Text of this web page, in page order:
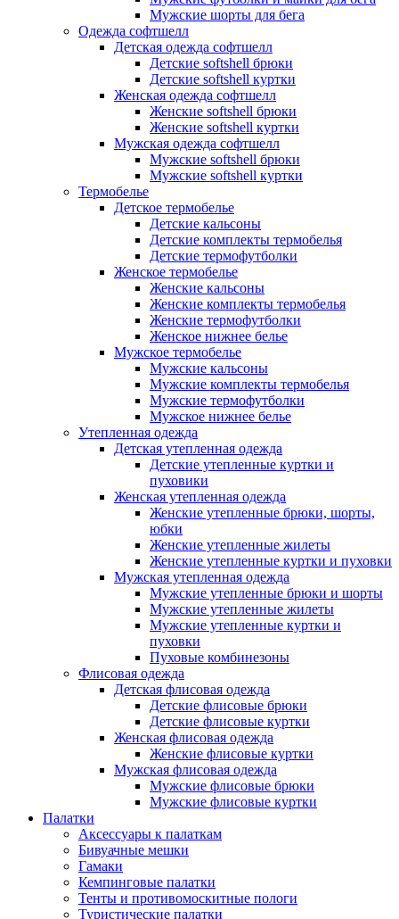
Мужские шорты для бега
Одежда софтшелл
Детская одежда софтшелл
Детские softshell брюки
Детские softshell куртки
Женская одежда софтшелл
Женские softshell брюки
Женские softshell куртки
Мужская одежда софтшелл
Мужские softshell брюки
Мужские softshell куртки
Термобелье
Детское термобелье
Детские кальсоны
Детские комплекты термобелья
Детские термофутболки
Женское термобелье
Женские кальсоны
Женские комплекты термобелья
Женские термофутболки
Женское нижнее белье
Мужское термобелье
Мужские кальсоны
Мужские комплекты термобелья
Мужские термофутболки
Мужское нижнее белье
Утепленная одежда
Детская утепленная одежда
Детские утепленные куртки и
пуховики
Женская утепленная одежда
Женские утепленные брюки, шорты,
юбки
Женские утепленные жилеты
Женские утепленные куртки и пуховки
Мужская утепленная одежда
Мужские утепленные брюки и шорты
Мужские утепленные жилеты
Мужские утепленные куртки и
пуховки
Пуховые комбинезоны
Флисовая одежда
Детская флисовая одежда
Детские флисовые брюки
Детские флисовые куртки
Женская флисовая одежда
Женские флисовые куртки
Мужская флисовая одежда
Мужские флисовые брюки
Мужские флисовые куртки
Палатки
Аксессуары к палаткам
Бивуачные мешки
Гамаки
Кемпинговые палатки
Тенты и противомоскитные пологи
Туристические палатки